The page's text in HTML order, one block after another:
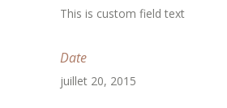
This is custom field text
Date
juillet 20, 2015